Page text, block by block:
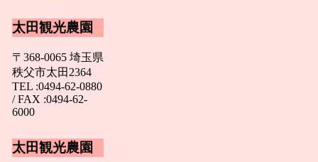
太田観光農園
〒368-0065 埼玉県
秩父市太田2364
TEL :0494-62-0880
/ FAX :0494-62-
6000
太田観光農園